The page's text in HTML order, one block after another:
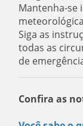
Mantenha-se
Siga as
todas as
de
Confira as